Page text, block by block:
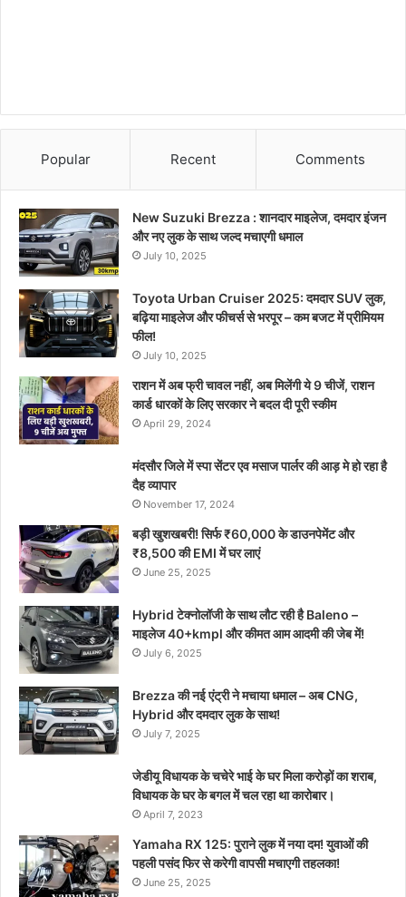
Popular Recent Comments
New Suzuki Brezza : शानदार माइलेज, दमदार इंजन
और नए लुक के साथ जल्द मचाएगी धमाल
July 10, 2025
Toyota Urban Cruiser 2025: दमदार SUV लुक,
बढ़िया माइलेज और फीचर्स से भरपूर – कम बजट में प्रीमियम
फील!
July 10, 2025
राशन में अब फ्री चावल नहीं, अब मिलेंगी ये 9 चीजें, राशन
कार्ड धारकों के लिए सरकार ने बदल दी पूरी स्कीम
April 29, 2024
मंदसौर जिले में स्पा सेंटर एव मसाज पार्लर की आड़ मे हो रहा है
दैह व्यापार
November 17, 2024
बड़ी खुशखबरी! सिर्फ ₹60,000 के डाउनपेमेंट और
₹8,500 की EMI में घर लाएं
June 25, 2025
Hybrid टेक्नोलॉजी के साथ लौट रही है Baleno –
माइलेज 40+kmpl और कीमत आम आदमी की जेब में!
July 6, 2025
Brezza की नई एंट्री ने मचाया धमाल – अब CNG,
Hybrid और दमदार लुक के साथ!
July 7, 2025
जेडीयू विधायक के चचेरे भाई के घर मिला करोड़ों का शराब,
विधायक के घर के बगल में चल रहा था कारोबार।
April 7, 2023
Yamaha RX 125: पुराने लुक में नया दम! युवाओं की
पहली पसंद फिर से करेगी वापसी मचाएगी तहलका!
June 25, 2025